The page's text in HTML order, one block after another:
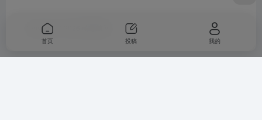
Copyright © 2026
首页 投稿 我的